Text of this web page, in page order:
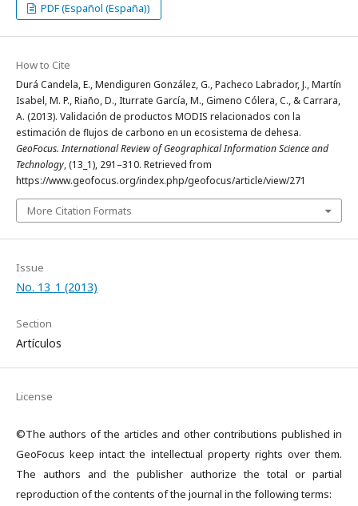
PDF (Español (España))
How to Cite
Durá Candela, E., Mendiguren González, G., Pacheco Labrador, J., Martín
Isabel, M. P., Riaño, D., Iturrate García, M., Gimeno Cólera, C., & Carrara,
A. (2013). Validación de productos MODIS relacionados con la
estimación de flujos de carbono en un ecosistema de dehesa.
GeoFocus. International Review of Geographical Information Science and
Technology, (13_1), 291–310. Retrieved from
https://www.geofocus.org/index.php/geofocus/article/view/271
More Citation Formats
Issue
No. 13_1 (2013)
Section
Artículos
License
©The authors of the articles and other contributions published in
GeoFocus keep intact the intellectual property rights over them.
The authors and the publisher authorize the total or partial
reproduction of the contents of the journal in the following terms: